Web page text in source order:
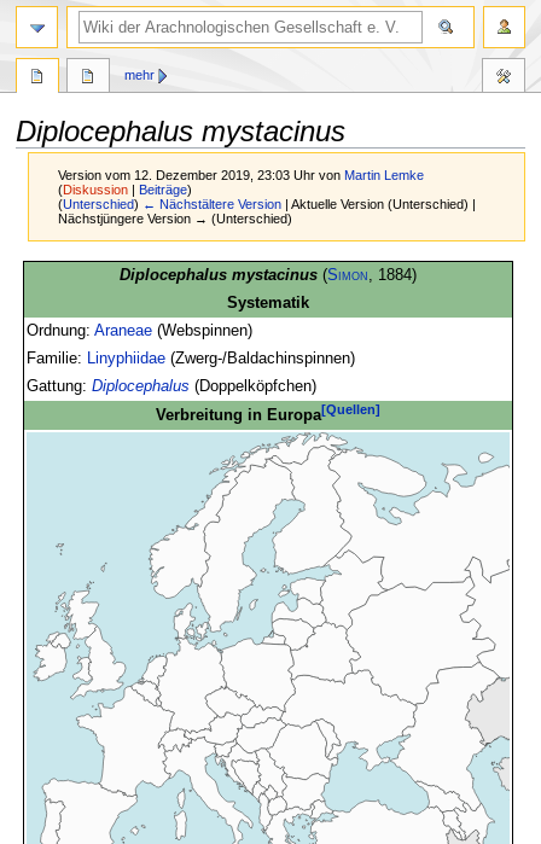
Diplocephalus mystacinus
Version vom 12. Dezember 2019, 23:03 Uhr vonMartin Lemke
(Diskussion |Beiträge)
(Unterschied) ← Nächstältere Version | Aktuelle Version (Unterschied) |
Nächstjüngere Version → (Unterschied)
springen
springen
Diplocephalus mystacinus (Simon, 1884)
Systematik
Ordnung:Araneae (Webspinnen)
Familie: Linyphiidae (Zwerg-/Baldachinspinnen)
Gattung:Diplocephalus (Doppelköpfchen)
Verbreitung in Europa[Quellen]
mehr